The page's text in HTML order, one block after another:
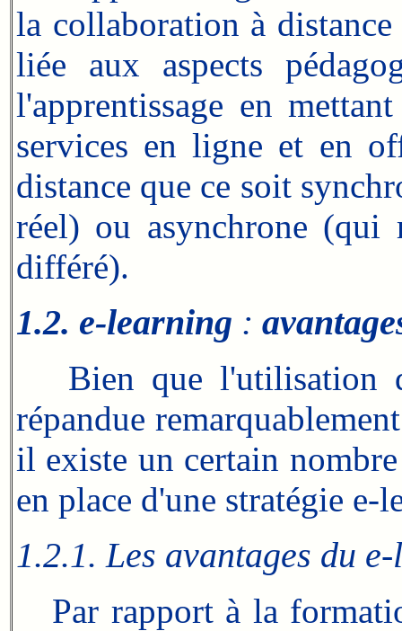
la collaboration à
liée aux aspects
l'apprentissage en
services en ligne et en
distance que ce soit
réel) ou asynchrone (qui
différé).
1.2. e-learning :
Bien que l'utilisation
répandue
il existe un certain
en place d'une stratégie e-
1.2.1. Les avantages du
Par rapport à la